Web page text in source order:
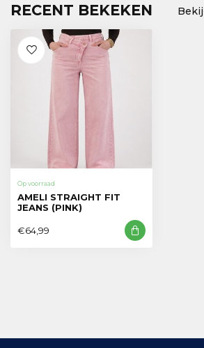
RECENT BEKEKEN
Op voorraad
AMELI STRAIGHT FIT
JEANS (PINK)
€64,99